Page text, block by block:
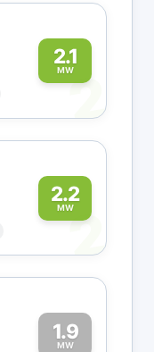
2.1
MW
2
2.2
MW2
1.9
MW